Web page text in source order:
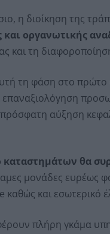
η διοίκηση της
και οργανωτικής
και τη
τη φάση στο
αύξηση
καταστημάτων θα
μονάδες ευρέως
και εσωτερικό
πλήρη γκάμα